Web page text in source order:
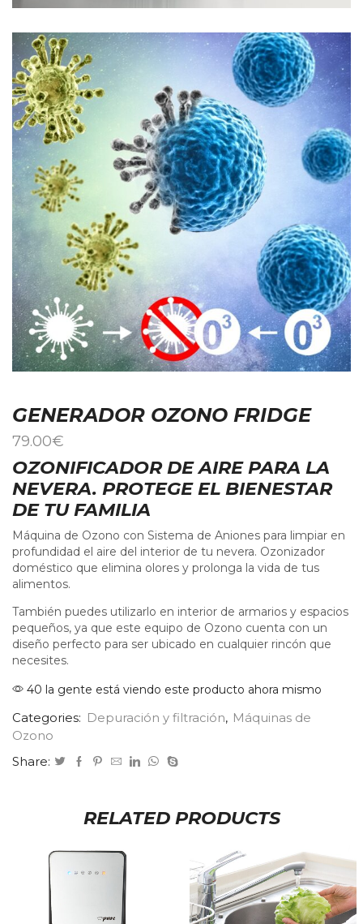
GENERADOR OZONO FRIDGE
79.00€
OZONIFICADOR DE AIRE PARA LA
NEVERA. PROTEGE EL BIENESTAR
DE TU FAMILIA
Máquina de Ozono con Sistema de Aniones para limpiar en
profundidad el aire del interior de tu nevera. Ozonizador
doméstico que elimina olores y prolonga la vida de tus
alimentos.
También puedes utilizarlo en interior de armarios y espacios
pequeños, ya que este equipo de Ozono cuenta con un
diseño perfecto para ser ubicado en cualquier rincón que
necesites.
40 la gente está viendo este producto ahora mismo
Categories: Depuración y filtración, Máquinas de
Ozono
Share:
RELATED PRODUCTS